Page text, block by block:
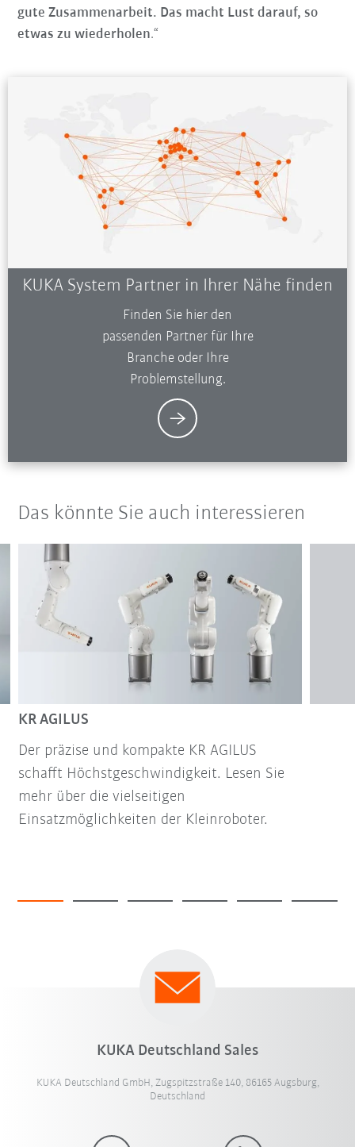
gute Zusammenarbeit. Das macht Lust darauf, so
etwas zu wiederholen.“
KUKA System Partner in Ihrer Nähe finden
Finden Sie hier den
passenden Partner für Ihre
Branche oder Ihre
Problemstellung.
Das könnte Sie auch interessieren
KR AGILUS
Der präzise und kompakte KR AGILUS
schafft Höchstgeschwindigkeit. Lesen Sie
mehr über die vielseitigen
Einsatzmöglichkeiten der Kleinroboter.
KUKA Deutschland Sales
KUKA Deutschland GmbH, Zugspitzstraße 140, 86165 Augsburg,
Deutschland